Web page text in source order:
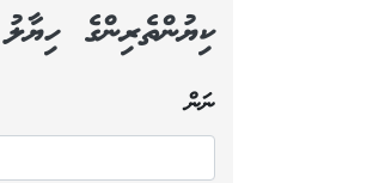
ކިޔުންތެރިންގެ ހިޔާލު
ނަން